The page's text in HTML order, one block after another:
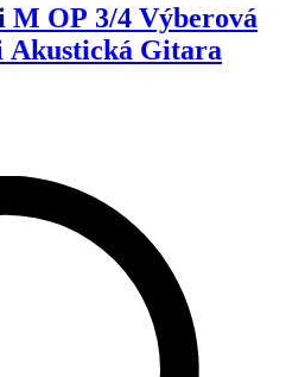
OP 3/4 Výberová
Akustická Gitara